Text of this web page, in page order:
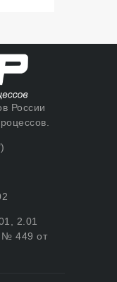
России
2.01
№ 449 от